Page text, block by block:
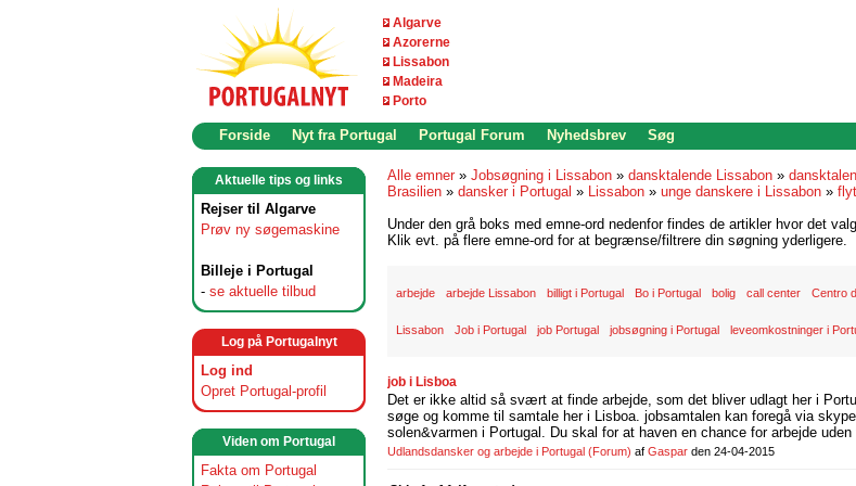
Algarve
Azorerne
Lissabon
Madeira
Porto
Forside Nyt fra Portugal Portugal Forum Nyhedsbrev Søg
Aktuelle tips og links
Rejser til Algarve
Prøv ny søgemaskine
Billeje i Portugal
- se aktuelle tilbud
Log på Portugalnyt
Log ind
Opret Portugal-profil
Viden om Portugal
Fakta om Portugal
Alle emner » Jobsøgning i Lissabon » dansktalende Lissabon »
Brasilien » dansker i Portugal » Lissabon » unge danskere i Lissabon »
Under den grå boks med emne-ord nedenfor findes de artikler hvor det
Klik evt. på flere emne-ord for at begrænse/filtrere din søgning yderligere.
arbejde arbejde Lissabon billigt i Portugal Bo i Portugal bolig call center Centro
Lissabon Job i Portugal job Portugal jobsøgning i Portugal leveomkostninger i
job i Lisboa
Det er ikke altid så svært at finde arbejde, som det bliver udlagt her i
søge og komme til samtale her i Lisboa. jobsamtalen kan foregå via
solen&varmen i Portugal. Du skal for at haven en chance for arbejde uden
Udlandsdansker og arbejde i Portugal (Forum) af Gaspar den 24-04-2015